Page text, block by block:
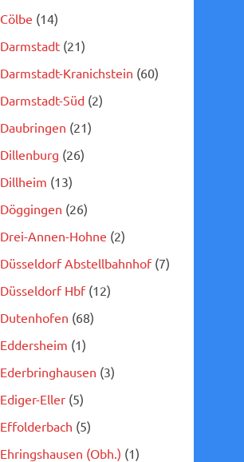
Cölbe (14)
Darmstadt(21)
Darmstadt-Kranichstein (60)
Darmstadt-Süd(2)
Daubringen (21)
Dillenburg (26)
Dillheim (13)
Döggingen (26)
Drei-Annen-Hohne (2)
Düsseldorf Abstellbahnhof(7)
Düsseldorf Hbf(12)
Dutenhofen (68)
Eddersheim (1)
Ederbringhausen (3)
Ediger-Eller(5)
Effolderbach (5)
Ehringshausen (Obh.) (1)